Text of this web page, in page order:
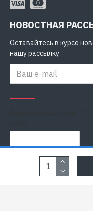
НОВОСТНАЯ
Оставайтесь в курсе
нашу рассылку
Я прочитал Политика
условиями безопасности